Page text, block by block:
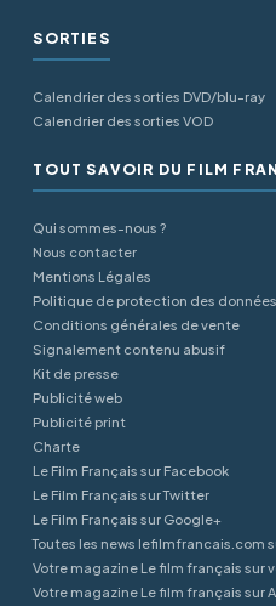
SORTIES
Calendrier des sorties DVD/blu-ray
Calendrier des sorties VOD
TOUT SAVOIR DU FILM
Qui sommes-nous ?
Nous contacter
Mentions Légales
Politique de protection des
Conditions générales de vente
Signalement contenu abusif
Kit de presse
Publicité web
Publicité print
Charte
Le Film Français sur Facebook
Le Film Français sur Twitter
Le Film Français sur Google+
Toutes les news lefilmfrancais.com
Votre magazine Le film français sur
Votre magazine Le film français sur